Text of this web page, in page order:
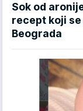
Sok od
recept koji
Beograda